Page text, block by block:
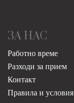
ЗА НАС
Работно време
Разходи за прием
Контакт
Правила и условия